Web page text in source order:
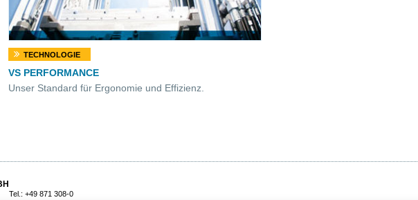
TECHNOLOGIE
VS PERFORMANCE
Unser Standard für Ergonomie und Effizienz.
Tel.: +49 871 308-0